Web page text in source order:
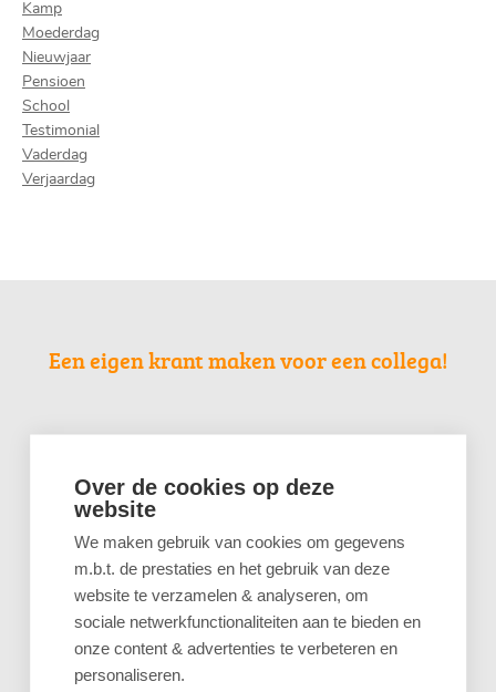
Kamp
Moederdag
Nieuwjaar
Pensioen
School
Testimonial
Vaderdag
Verjaardag
Een eigen krant maken voor een collega!
Over de cookies op deze
website
We maken gebruik van cookies om gegevens
m.b.t. de prestaties en het gebruik van deze
website te verzamelen & analyseren, om
sociale netwerkfunctionaliteiten aan te bieden en
onze content & advertenties te verbeteren en
personaliseren.